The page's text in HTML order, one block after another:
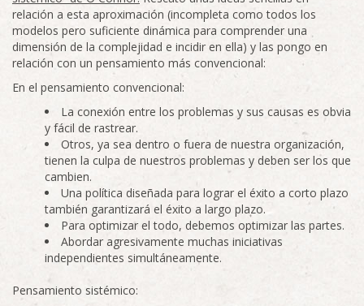
relación a esta aproximación (incompleta como todos los
modelos pero suficiente dinámica para comprender una
dimensión de la complejidad e incidir en ella) y las pongo en
relación con un pensamiento más convencional:
En el pensamiento convencional:
La conexión entre los problemas y sus causas es obvia
y fácil de rastrear.
Otros, ya sea dentro o fuera de nuestra organización,
tienen la culpa de nuestros problemas y deben ser los que
cambien.
Una política diseñada para lograr el éxito a corto plazo
también garantizará el éxito a largo plazo.
Para optimizar el todo, debemos optimizar las partes.
Abordar agresivamente muchas iniciativas
independientes simultáneamente.
Pensamiento sistémico: